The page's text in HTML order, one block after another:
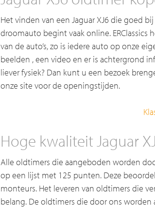
Het vinden van een Jaguar XJ6 die goed
droomauto begint vaak online.
van de auto’s, zo is iedere auto op onze
beelden , een video en er is achtergrond
liever fysiek? Dan kunt u een bezoek
onze site voor de openingstijden.
Hoge kwaliteit Jaguar
Alle oldtimers die aangeboden worden
op een lijst met 125 punten. Deze
monteurs. Het leveren van oldtimers die
belang. De oldtimers die door ons